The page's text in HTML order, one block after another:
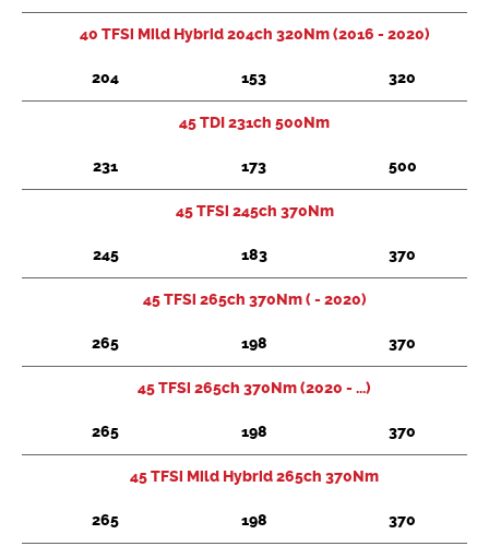
40 TFSi Mild Hybrid 204ch 320Nm (2016 - 2020)
204 153 320
45 TDI 231ch 500Nm
231 173 500
45 TFSi 245ch 370Nm
245 183 370
45 TFSi 265ch 370Nm ( - 2020)
265 198 370
45 TFSi 265ch 370Nm (2020 - ...)
265 198 370
45 TFSi Mild Hybrid 265ch 370Nm
265 198 370